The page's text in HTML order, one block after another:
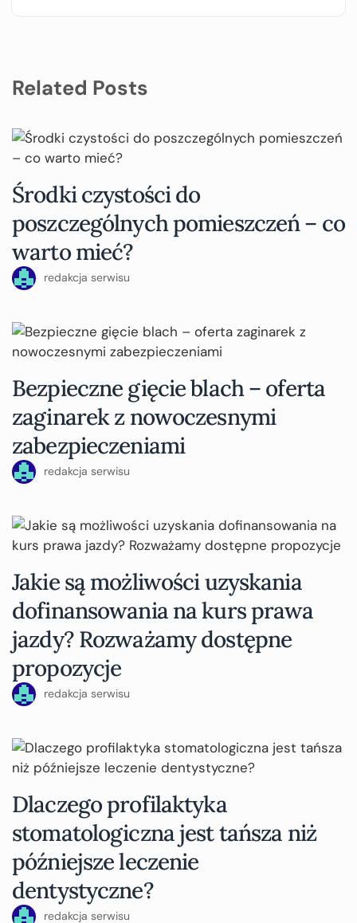
Related Posts
Środki czystości do
poszczególnych pomieszczeń – co
warto mieć?
redakcja serwisu
Bezpieczne gięcie blach – oferta
zaginarek z nowoczesnymi
zabezpieczeniami
redakcja serwisu
Jakie są możliwości uzyskania
dofinansowania na kurs prawa
jazdy? Rozważamy dostępne
propozycje
redakcja serwisu
Dlaczego profilaktyka
stomatologiczna jest tańsza niż
późniejsze leczenie
dentystyczne?
redakcja serwisu